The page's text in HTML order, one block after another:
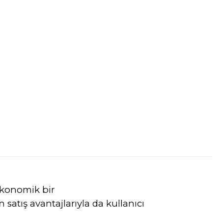
bir
avantajlarıyla da kullanıcı